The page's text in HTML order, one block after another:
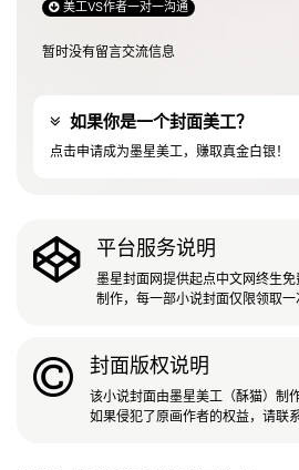
美工VS作者一对一沟通
暂时没有留言交流信息
如果你是一个封面美工？
点击申请成为墨星美工，赚取真金白银！
平台服务说明
墨星封面网提供起点中文网终生
制作，每一部小说封面仅限领取一
封面版权说明
该小说封面由墨星美工（酥猫）制
如果侵犯了原画作者的权益，请联